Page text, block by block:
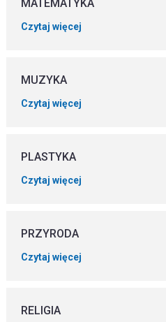
MATEMATYKA
Czytaj więcej
MUZYKA
Czytaj więcej
PLASTYKA
Czytaj więcej
PRZYRODA
Czytaj więcej
RELIGIA